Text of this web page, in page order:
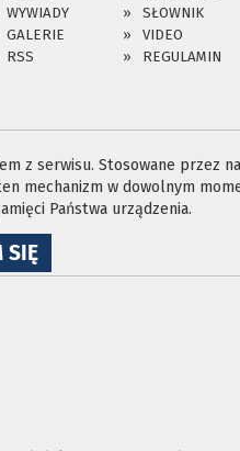
WYWIADY
SŁOWNIK
GALERIE
VIDEO
RSS
REGULAMIN
z serwisu. Stosowane przez
mechanizm w dowolnym
Państwa urządzenia.
SIĘNA
WYKORZYSTANIE